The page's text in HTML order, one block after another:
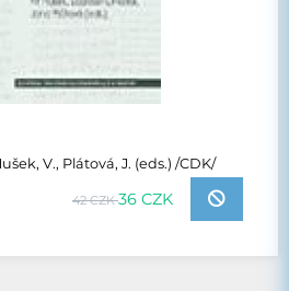
V., Plátová, J. (eds.) /CDK/
42 CZK36 CZK